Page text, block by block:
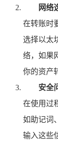
网络
在转账时
选择以太
络，如果
你的资产
安全
在使用过
如助记词
输入这些